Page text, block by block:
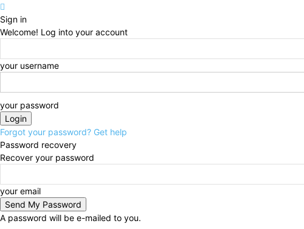
Sign in
Welcome! Log into your account
your username
your password
Forgot your password? Get help
Password recovery
Recover your password
your email
A password will be e-mailed to you.